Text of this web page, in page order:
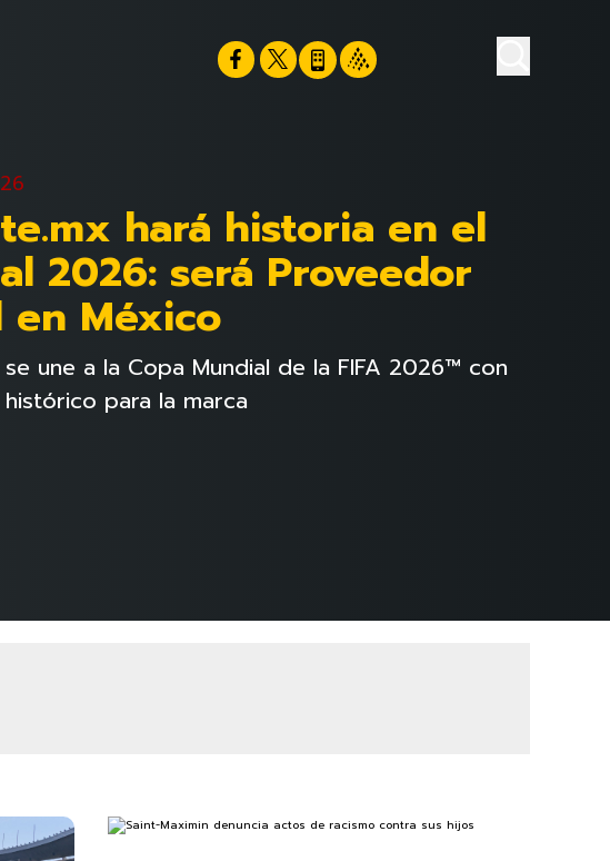
hará historia en el
2026: será Proveedor
en México
se une a la Copa Mundial de la FIFA 2026™ con
para la marca